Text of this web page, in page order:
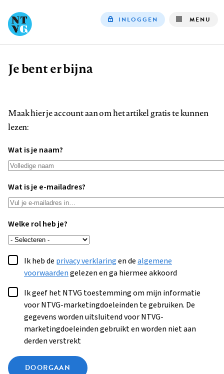
INLOGGEN MENU
Kruimelpad
Je bent er bijna
Maak hier je account aan om het artikel gratis te kunnen
lezen:
Wat is je naam?
Wat is je e-mailadres?
Welke rol heb je?
Ik heb de privacy verklaringen dealgemene
voorwaardengelezen en ga hiermee akkoord
Ik geef het NTVG toestemming om mijn informatie
voor NTVG-marketingdoeleinden te gebruiken. De
gegevens worden uitsluitend voor NTVG-
marketingdoeleinden gebruikt en worden niet aan
derden verstrekt
DOORGAAN